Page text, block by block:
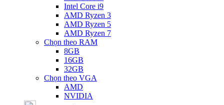
Intel Core i9
AMD Ryzen 3
AMD Ryzen 5
AMD Ryzen 7
Chọn theo RAM
8GB
16GB
32GB
Chọn theo VGA
AMD
NVIDIA